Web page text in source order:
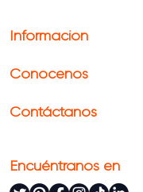
Información
Conócenos
Contáctanos
Encuéntranos en